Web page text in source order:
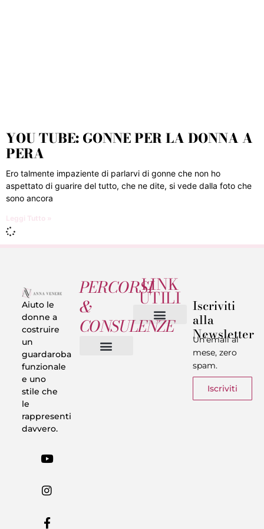
YOU TUBE: GONNE PER LA DONNA A
PERA
Ero talmente impaziente di parlarvi di gonne che non ho
aspettato di guarire del tutto, che ne dite, si vede dalla foto che
sono ancora
Leggi Tutto »
Aiuto le
donne a
costruire
un
guardaroba
funzionale
e uno
stile che
le
rappresenti
davvero.
PERCORSI
&
CONSULENZE
LINK
UTILI Iscriviti
alla
Newsletter
Un’email al
mese, zero
spam.
Iscriviti